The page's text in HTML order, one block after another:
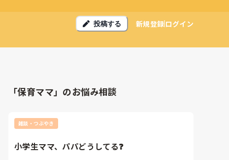
投稿する 新規登録ログイン
「保育ママ」のお悩み相談
雑談・つぶやき
小学生ママ、パパどうしてる❓